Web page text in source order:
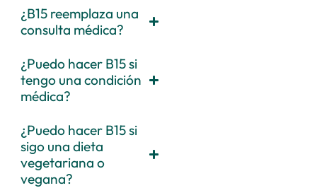
¿B15 reemplaza una
consulta médica?
¿Puedo hacer B15 si
tengo una condición
médica?
¿Puedo hacer B15 si
sigo una dieta
vegetariana o
vegana?